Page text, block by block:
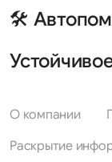
🛠
О компании
Раскрытие